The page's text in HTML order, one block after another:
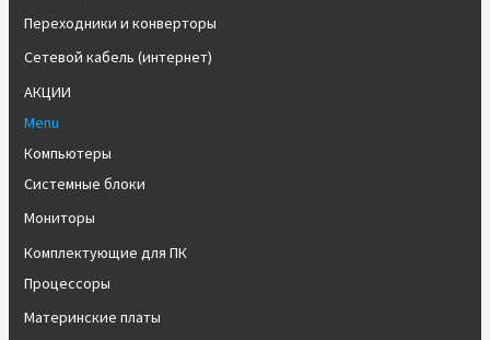
Переходники и конверторы
Сетевой кабель (интернет)
АКЦИИ
Menu
Компьютеры
Системные блоки
Мониторы
Комплектующие для ПК
Процессоры
Материнские платы